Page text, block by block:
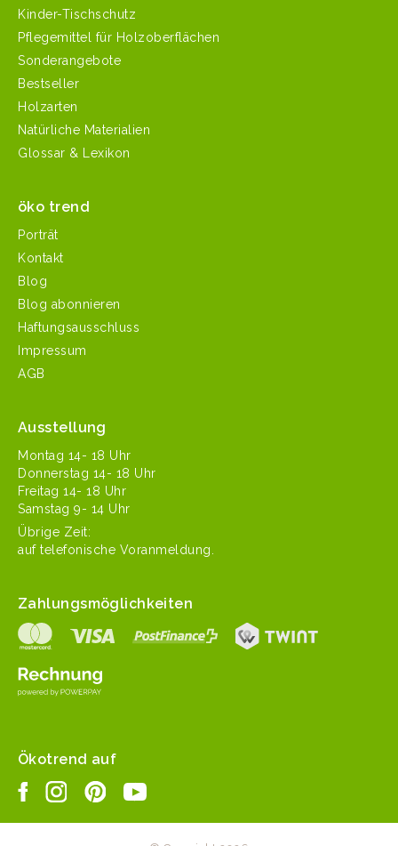
Kinder-Tischschutz
Pflegemittel für Holzoberflächen
Sonderangebote
Bestseller
Holzarten
Natürliche Materialien
Glossar & Lexikon
öko trend
Porträt
Kontakt
Blog
Blog abonnieren
Haftungsausschluss
Impressum
AGB
Ausstellung
Mon­tag 14- 18 Uhr
Don­ner­stag 14- 18 Uhr
Fre­itag 14- 18 Uhr
Sam­stag 9- 14 Uhr
Übrige Zeit:
auf tele­fonis­che Voranmeldung.
Zahlungsmöglichkeiten
Ökotrend auf